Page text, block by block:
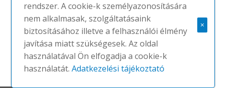
MEGNÉZEM
rendszer. A cookie-k személyazonosítására
nem alkalmasak, szolgáltatásaink
biztosításához illetve a felhasználói élmény
javítása miatt szükségesek. Az oldal
használatával Ön elfogadja a cookie-k
használatát.Adatkezelési tájékoztató
×